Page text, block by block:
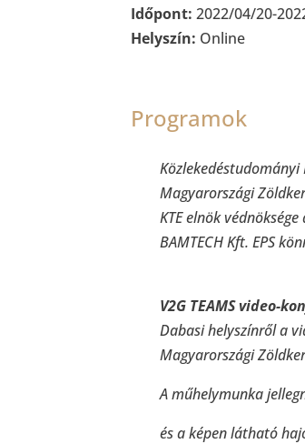
Időpont: 2022/04/20-
Helyszín: Online
Programok
Közlekedéstudományi
Magyarországi
KTE elnök
BAMTECH Kft. EPS
V2G TEAMS video-
Dabasi helyszínről a
Magyarországi
A műhelymunka
és a képen látható